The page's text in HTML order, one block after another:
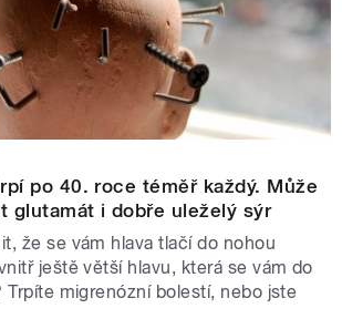
po 40. roce téměř každý. Může
glutamát i dobře uleželý sýr
že se vám hlava tlačí do nohou
ještě větší hlavu, která se vám do
Trpíte migrenózní bolestí, nebo jste